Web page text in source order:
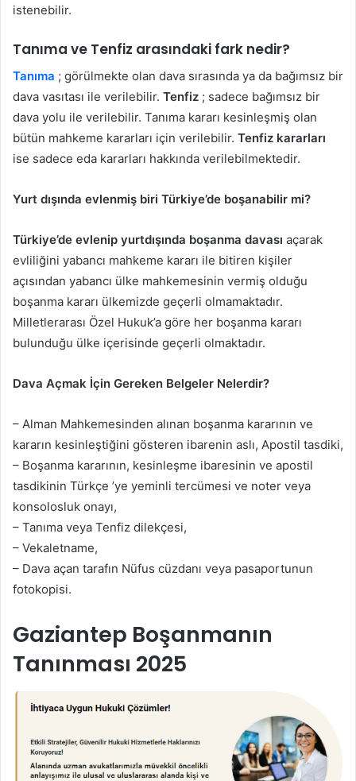
istenebilir.
Tanıma ve Tenfiz arasındaki fark nedir?
Tanıma ; görülmekte olan dava sırasında ya da bağımsız bir
dava vasıtası ile verilebilir. Tenfiz ; sadece bağımsız bir
dava yolu ile verilebilir. Tanıma kararı kesinleşmiş olan
bütün mahkeme kararları için verilebilir. Tenfiz kararları
ise sadece eda kararları hakkında verilebilmektedir.
Yurt dışında evlenmiş biri Türkiye’de boşanabilir mi?
Türkiye’de evlenip yurtdışında boşanma davası açarak
evliliğini yabancı mahkeme kararı ile bitiren kişiler
açısından yabancı ülke mahkemesinin vermiş olduğu
boşanma kararı ülkemizde geçerli olmamaktadır.
Milletlerarası Özel Hukuk’a göre her boşanma kararı
bulunduğu ülke içerisinde geçerli olmaktadır.
Dava Açmak İçin Gereken Belgeler Nelerdir?
– Alman Mahkemesinden alınan boşanma kararının ve
kararın kesinleştiğini gösteren ibarenin aslı, Apostil tasdiki,
– Boşanma kararının, kesinleşme ibaresinin ve apostil
tasdikinin Türkçe ’ye yeminli tercümesi ve noter veya
konsolosluk onayı,
– Tanıma veya Tenfiz dilekçesi,
– Vekaletname,
– Dava açan tarafın Nüfus cüzdanı veya pasaportunun
fotokopisi.
Gaziantep Boşanmanın
Tanınması 2025